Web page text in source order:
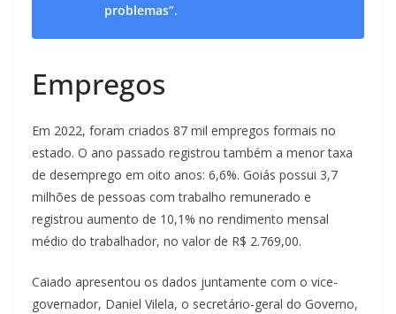
problemas”.
Empregos
Em 2022, foram criados 87 mil empregos formais no
estado. O ano passado registrou também a menor taxa
de desemprego em oito anos: 6,6%. Goiás possui 3,7
milhões de pessoas com trabalho remunerado e
registrou aumento de 10,1% no rendimento mensal
médio do trabalhador, no valor de R$ 2.769,00.
Caiado apresentou os dados juntamente com o vice-
governador, Daniel Vilela, o secretário-geral do Governo,